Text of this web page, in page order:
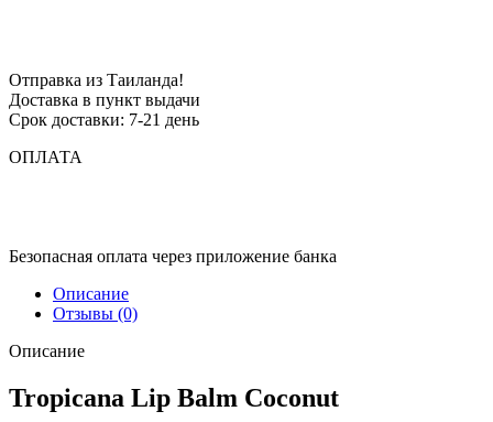
Отправка из Таиланда!
Доставка в пункт выдачи
Срок доставки: 7-21 день
ОПЛАТА
Безопасная оплата через приложение банка
Описание
Отзывы (0)
Описание
Tropicana Lip Balm Coconut